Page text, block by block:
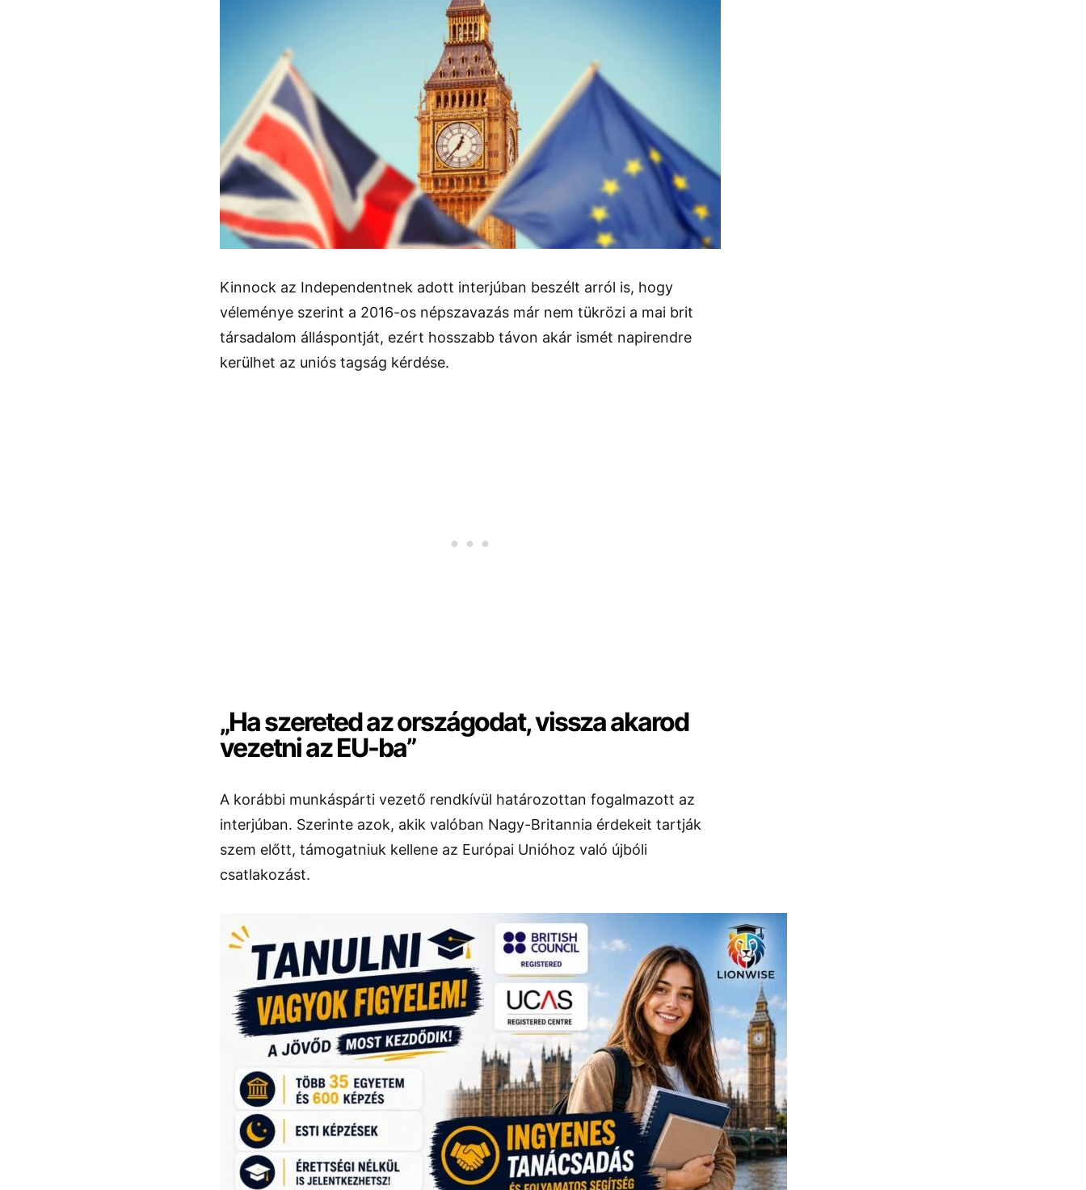
Kinnock az Independentnek adott interjúban beszélt arról is, hogy
véleménye szerint a 2016-os népszavazás már nem tükrözi a mai brit
társadalom álláspontját, ezért hosszabb távon akár ismét napirendre
kerülhet az uniós tagság kérdése.
„Ha szereted az országodat, vissza akarod
vezetni az EU-ba”
A korábbi munkáspárti vezető rendkívül határozottan fogalmazott az
interjúban. Szerinte azok, akik valóban Nagy-Britannia érdekeit tartják
szem előtt, támogatniuk kellene az Európai Unióhoz való újbóli
csatlakozást.